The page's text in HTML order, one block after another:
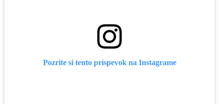
Pozrite si tento príspevok na Instagrame